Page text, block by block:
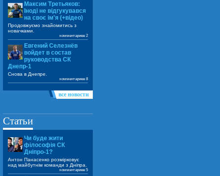
Максим Третьяков:
Іноді не відгукувався
на своє ім'я (+відео)
Продовжуємо знайомитись з
новачками.
комментариев 2
Евгений Селезнёв
войдет в состав
руководства СК
Днепр-1
Снова в Днепре.
комментариев 8
все новости
Статьи
Чи буде жити
філософія СК
Дніпро-1?
Антон Панасенко розмірковує
над майбутнім команди з Дніпра.
комментариев 5